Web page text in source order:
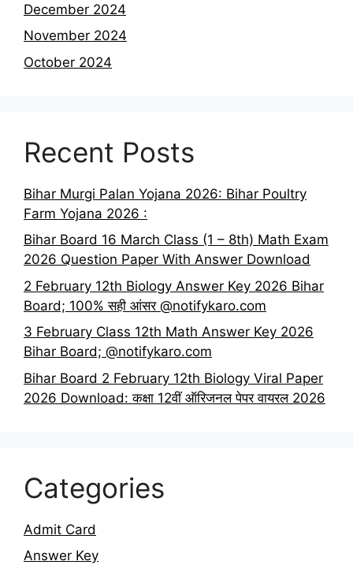
December 2024
November 2024
October 2024
Recent Posts
Bihar Murgi Palan Yojana 2026: Bihar Poultry
Farm Yojana 2026 :
Bihar Board 16 March Class (1 – 8th) Math Exam
2026 Question Paper With Answer Download
2 February 12th Biology Answer Key 2026 Bihar
Board; 100% सही आंसर @notifykaro.com
3 February Class 12th Math Answer Key 2026
Bihar Board; @notifykaro.com
Bihar Board 2 February 12th Biology Viral Paper
2026 Download: कक्षा 12वीं ऑरिजनल पेपर वायरल 2026
Categories
Admit Card
Answer Key